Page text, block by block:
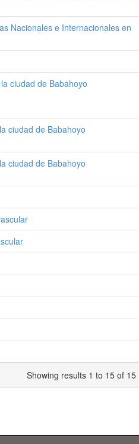
Nacionales e Internacionales en
ciudad de Babahoyo
ciudad de Babahoyo
ciudad de Babahoyo
Showing results 1 to 15 of 15